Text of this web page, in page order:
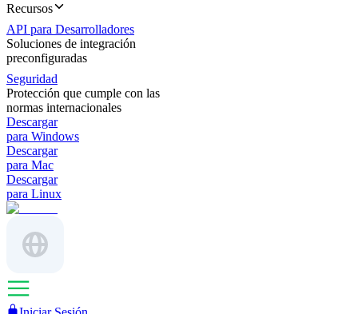
Recursos
API para Desarrolladores
Soluciones de integración
preconfiguradas
Seguridad
Protección que cumple con las
normas internacionales
Descargar
para Windows
Descargar
para Mac
Descargar
para Linux